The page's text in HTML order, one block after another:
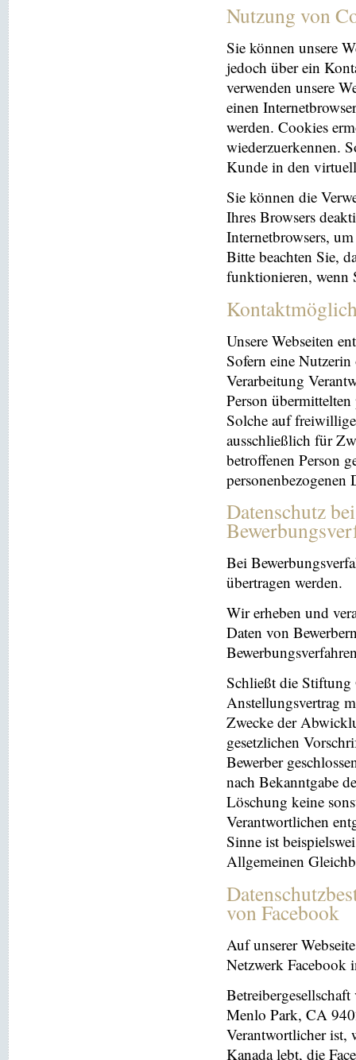
Nutzung von
Sie können unsere
jedoch über ein
verwenden unsere
einen
werden. Cookies
wiederzuerkennen.
Kunde in den
Sie können die
Ihres Browsers
Internetbrowsers,
Bitte beachten Sie,
funktionieren, wenn
Unsere Webseiten
Sofern eine
Verarbeitung
Person übermittelten
Solche auf
ausschließlich für
betroffenen Person
personenbezogenen
Datenschutz
Bei
übertragen werden.
Wir erheben und
Daten von
Schließt die Stiftung
Anstellungsvertrag
Zwecke der
gesetzlichen
Bewerber
nach Bekanntgabe
Löschung keine
Verantwortlichen
Sinne ist
Allgemeinen
von Facebook
Auf unserer
Netzwerk Facebook
Menlo Park, CA
Verantwortlicher ist,
Kanada lebt, die